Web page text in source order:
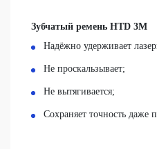
Зубчатый ремень HTD 3M
Надёжно удерживает
Не проскальзывает;
Не вытягивается;
Сохраняет точность даже